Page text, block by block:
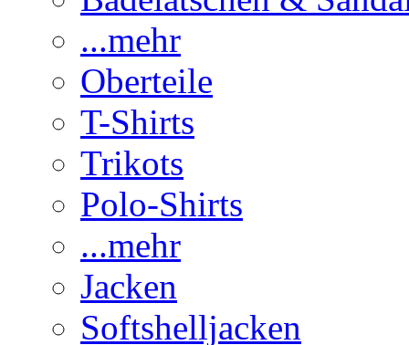
...mehr
Oberteile
T-Shirts
Trikots
Polo-Shirts
...mehr
Jacken
Softshelljacken